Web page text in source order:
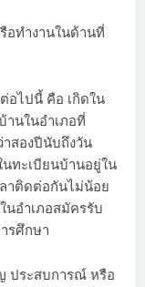
อทำงานในด้านที่
อไปนี้ คือ เกิดใน
านในอำเภอที่
สองปีนับถึงวัน
นทะเบียนบ้านอยู่ใน
าติดต่อกันไม่น้อย
นอำเภอสมัครรับ
รศึกษา
ประสบการณ์ หรือ